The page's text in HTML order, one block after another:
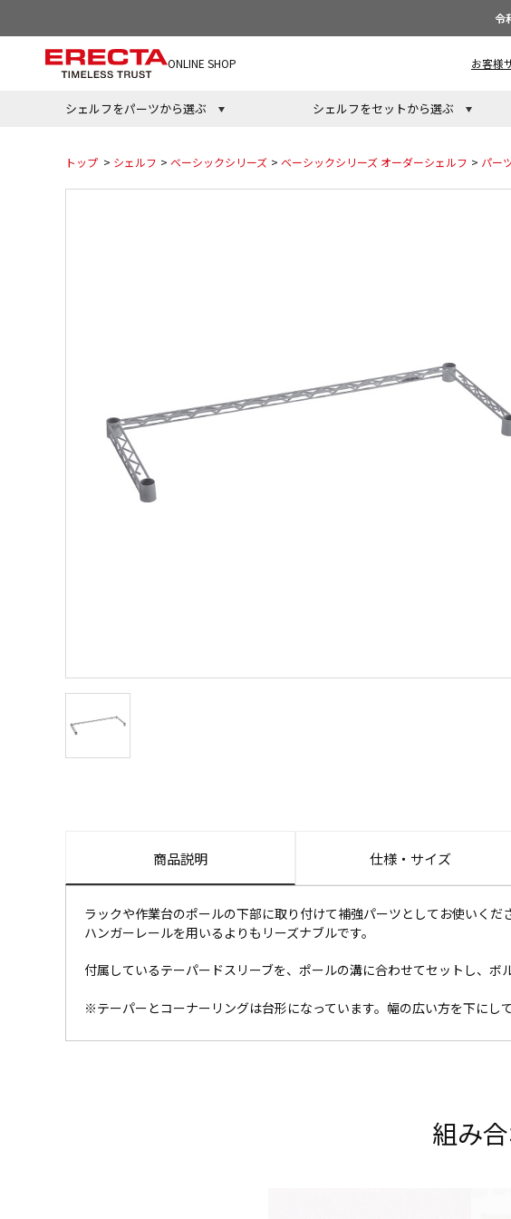
令
ONLINE SHOP お客様
シェルフをパーツから選ぶ シェルフをセットから選ぶ
トップ > シェルフ > ベーシックシリーズ > ベーシックシリーズ オーダーシェルフ > パー
商品説明 仕様・サイズ
ラックや作業台のポールの下部に取り付けて補強パーツとしてお使いく
ハンガーレールを用いるよりもリーズナブルです。
付属しているテーパードスリーブを、ポールの溝に合わせてセットし、ボ
※テーパーとコーナーリングは台形になっています。幅の広い方を下にし
組み